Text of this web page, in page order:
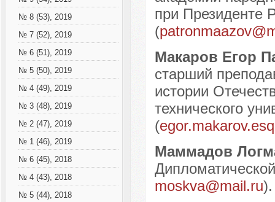
№ 8 (53), 2019
№ 7 (52), 2019
№ 6 (51), 2019
№ 5 (50), 2019
№ 4 (49), 2019
№ 3 (48), 2019
№ 2 (47), 2019
№ 1 (46), 2019
№ 6 (45), 2018
№ 4 (43), 2018
№ 5 (44), 2018
при Президенте
(
Макаров Егор
старший
истории
технического
(
Маммадов
moskva@mail.ru).